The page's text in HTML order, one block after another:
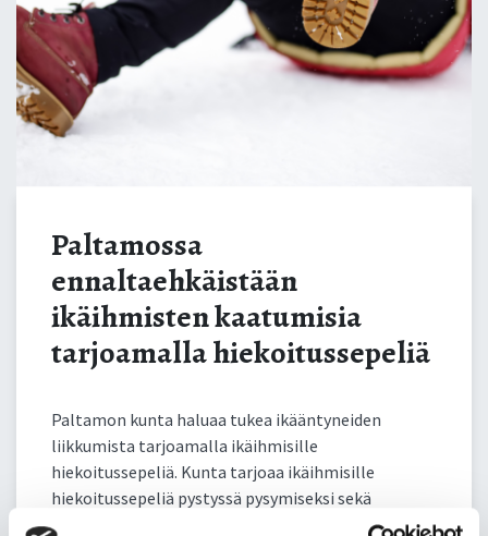
Paltamossa
ennaltaehkäistään
ikäihmisten kaatumisia
tarjoamalla hiekoitussepeliä
Paltamon kunta haluaa tukea ikääntyneiden
liikkumista tarjoamalla ikäihmisille
hiekoitussepeliä. Kunta tarjoaa ikäihmisille
hiekoitussepeliä pystyssä pysymiseksi sekä
liukastumisten ja kaatumisten